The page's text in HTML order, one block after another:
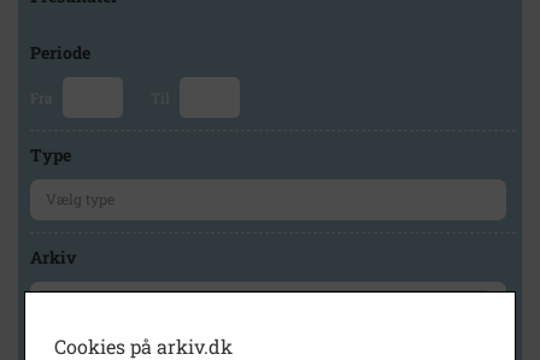
Periode
Fra Til
Type
Arkiv
Cookies på arkiv.dk